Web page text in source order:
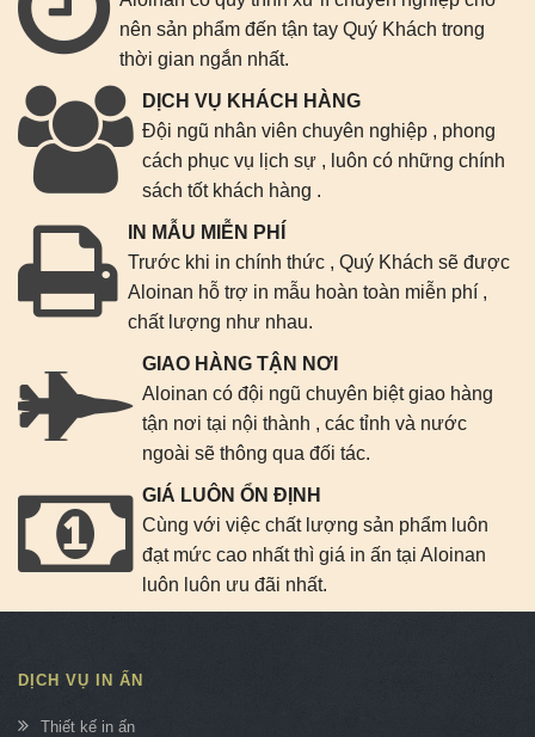
nên sản phẩm đến tận tay Quý Khách trong
thời gian ngắn nhất.
DỊCH VỤ KHÁCH HÀNG
Đội ngũ nhân viên chuyên nghiệp , phong
cách phục vụ lịch sự , luôn có những chính
sách tốt khách hàng .
IN MẪU MIỄN PHÍ
Trước khi in chính thức , Quý Khách sẽ được
Aloinan hỗ trợ in mẫu hoàn toàn miễn phí ,
chất lượng như nhau.
GIAO HÀNG TẬN NƠI
Aloinan có đội ngũ chuyên biệt giao hàng
tận nơi tại nội thành , các tỉnh và nước
ngoài sẽ thông qua đối tác.
GIÁ LUÔN ỔN ĐỊNH
Cùng với việc chất lượng sản phẩm luôn
đạt mức cao nhất thì giá in ấn tại Aloinan
luôn luôn ưu đãi nhất.
DỊCH VỤ IN ẤN
Thiết kế in ấn